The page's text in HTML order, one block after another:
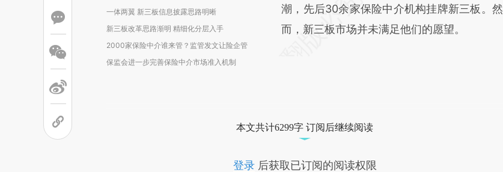
一体两翼 新三板信息披露思路明晰
新三板改革思路渐明 精细化分层入手
2000家保险中介谁来管？监管发文让险企管
保监会进一步完善保险中介市场准入机制
潮，先后30余家保险中介机构挂牌新三板。然
而，新三板市场并未满足他们的愿望。
本文共计6299字 订阅后继续阅读
登录后获取已订阅的阅读权限